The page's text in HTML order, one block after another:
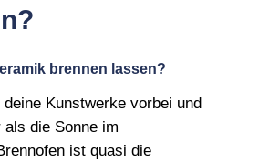
brennen lassen?
deine Kunstwerke vorbei und
die Sonne im
ist quasi die